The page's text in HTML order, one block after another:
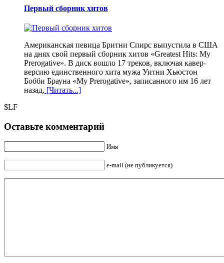
Первый сборник хитов
Американская певица Бритни Спирс выпустила в США
на днях свой первый сборник хитов «Greatest Hits: My
Prerogative». В диск вошло 17 треков, включая кавер-
версию единственного хита мужа Уитни Хьюстон
Бобби Брауна «My Prerogative», записанного им 16 лет
назад, [Читать...]
$LF
Оставьте комментарий
Имя
e-mail (не публикуется)